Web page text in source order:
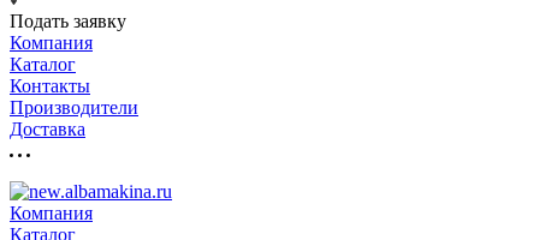
Подать заявку
Компания
Каталог
Контакты
Производители
Доставка
Компания
Каталог